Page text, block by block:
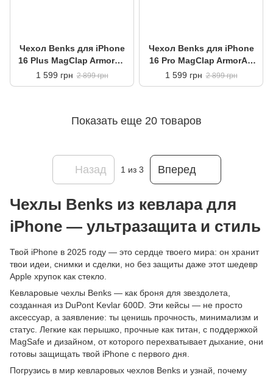
Чехол Benks для iPhone
16 Plus MagClap ArmorAir
Case Aurora
1 599 грн 2 899 грн
Чехол Benks для iPhone
16 Pro MagClap ArmorAir
Case Aurora
1 599 грн 2 899 грн
Показать еще 20 товаров
Назад 1 из 3 Вперед
Чехлы Benks из кевлара для
iPhone — ультразащита и стиль
Твой iPhone в 2025 году — это сердце твоего мира: он хранит
твои идеи, снимки и сделки, но без защиты даже этот шедевр
Apple хрупок как стекло.
Кевларовые чехлы Benks — как броня для звездолета,
созданная из DuPont Kevlar 600D. Эти кейсы — не просто
аксессуар, а заявление: ты ценишь прочность, минимализм и
статус. Легкие как перышко, прочные как титан, с поддержкой
MagSafe и дизайном, от которого перехватывает дыхание, они
готовы защищать твой iPhone с первого дня.
Погрузись в мир кевларовых чехлов Benks и узнай, почему